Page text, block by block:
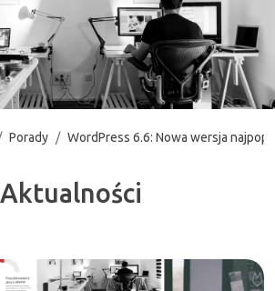
Aktualności
Porady WordPress 6.6: Nowa wersja